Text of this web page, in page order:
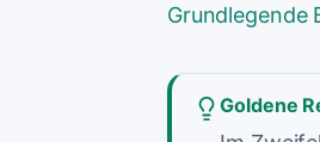
Grundlegende
Goldene